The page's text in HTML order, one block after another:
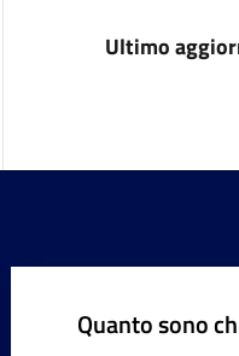
Ultimo
Quanto sono